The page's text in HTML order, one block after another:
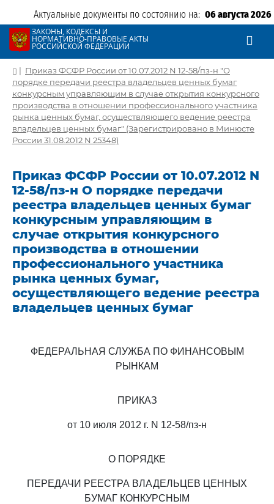
Актуальные документы по состоянию на: 06 августа 2026
ЗАКОНЫ, КОДЕКСЫ И
НОРМАТИВНО-ПРАВОВЫЕ АКТЫ
РОССИЙСКОЙ ФЕДЕРАЦИИ
| Приказ ФСФР России от 10.07.2012 N 12-58/пз-н "О
порядке передачи реестра владельцев ценных бумаг
конкурсным управляющим в случае открытия конкурсного
производства в отношении профессионального участника
рынка ценных бумаг, осуществляющего ведение реестра
владельцев ценных бумаг" (Зарегистрировано в Минюсте
России 31.08.2012 N 25348)
Приказ ФСФР России от 10.07.2012 N
12-58/пз-н О порядке передачи
реестра владельцев ценных бумаг
конкурсным управляющим в
случае открытия конкурсного
производства в отношении
профессионального участника
рынка ценных бумаг,
осуществляющего ведение реестра
владельцев ценных бумаг
ФЕДЕРАЛЬНАЯ СЛУЖБА ПО ФИНАНСОВЫМ
РЫНКАМ
ПРИКАЗ
от 10 июля 2012 г. N 12-58/пз-н
О ПОРЯДКЕ
ПЕРЕДАЧИ РЕЕСТРА ВЛАДЕЛЬЦЕВ ЦЕННЫХ
БУМАГ КОНКУРСНЫМ